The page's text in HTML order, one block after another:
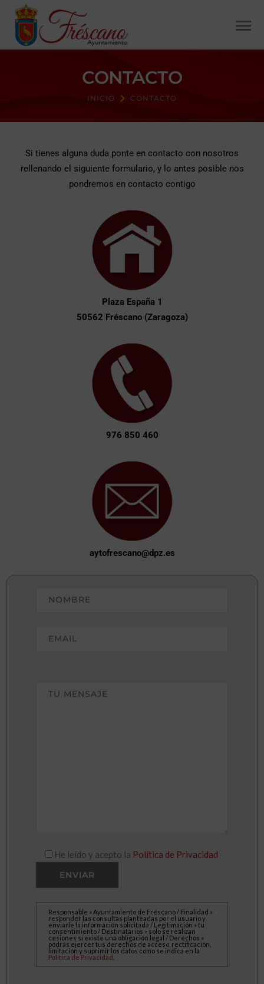
CONTACTO
INICIO CONTACTO
Si tienes alguna duda ponte en contacto con nosotros
rellenando el siguiente formulario, y lo antes posible nos
pondremos en contacto contigo
Plaza España 1
50562 Fréscano (Zaragoza)
976 850 460
aytofrescano@dpz.es
leave
He leído y acepto la Política de Privacidad
Responsable » Ayuntamiento de Fréscano / Finalidad »
responder las consultas planteadas por el usuario y
enviarle la información solicitada / Legitimación » tu
consentimiento / Destinatarios » solo se realizan
cesiones si existe una obligación legal / Derechos »
podrás ejercer tus derechos de acceso, rectificación,
limitación y suprimir los datos como se indica en la
Política de Privacidad